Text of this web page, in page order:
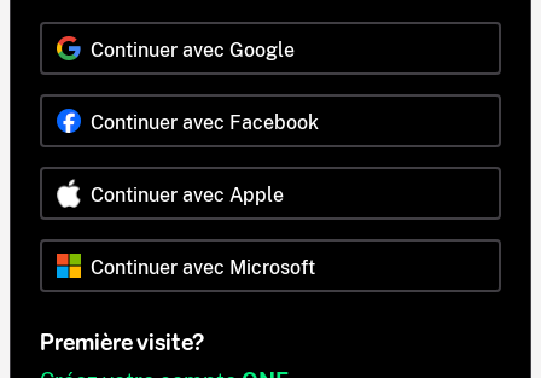
Continuer avec Google
Continuer avec Facebook
Continuer avec Apple
Continuer avec Microsoft
Première visite?